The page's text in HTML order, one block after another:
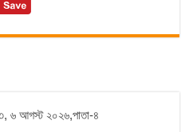
৩, ৬ আগস্ট ২০২৬,পাতা-৪